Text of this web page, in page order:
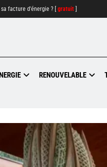
facture d'énergie ? [ gratuit
RENOUVELABLE